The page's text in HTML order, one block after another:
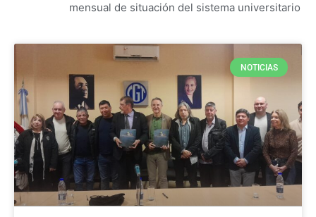
mensual de situación del sistema universitario
NOTICIAS